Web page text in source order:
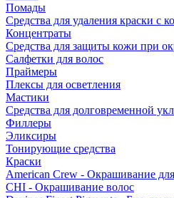
Помады
Средства для удаления краски с
Концентраты
Средства для защиты кожи при
Салфетки для волос
Праймеры
Плексы для осветления
Мастики
Средства для долговременной
Филлеры
Эликсиры
Тонирующие средства
Краски
American Crew - Окрашивание
CHI - Окрашивание волос